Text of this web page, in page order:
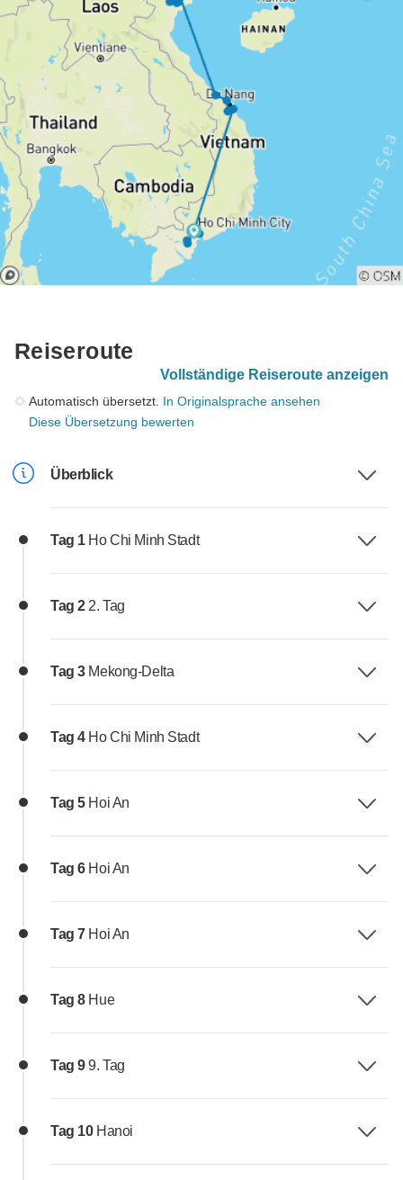
Reiseroute
Vollständige Reiseroute anzeigen
Automatisch übersetzt. In Originalsprache ansehen
Diese Übersetzung bewerten
Überblick
Tag 1 Ho Chi Minh Stadt
Tag 2 2. Tag
Tag 3 Mekong-Delta
Tag 4 Ho Chi Minh Stadt
Tag 5 Hoi An
Tag 6 Hoi An
Tag 7 Hoi An
Tag 8 Hue
Tag 99. Tag
Tag 10 Hanoi